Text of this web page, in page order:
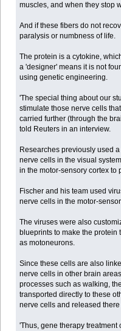
muscles, and when they stop
And if these fibers do not
paralysis or numbness of life.
The protein is a cytokine,
a 'designer' means it is not
using genetic engineering.
'The special thing about our
stimulate those nerve cells
carried further (through the
told Reuters in an interview.
Researches previously used
nerve cells in the visual
in the motor-sensory cortex
Fischer and his team used
nerve cells in the motor-
The viruses were also
blueprints to make the protein
as motoneurons.
Since these cells are also
nerve cells in other brain
processes such as walking,
transported directly to these
nerve cells and released
'Thus, gene therapy treatment